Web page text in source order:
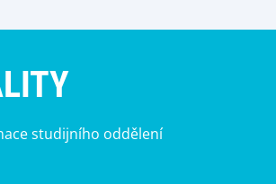
studijního oddělení